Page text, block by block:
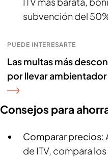
subvención del
PUEDE INTERESARTE
Las multas más
por llevar
Consejos para
Comparar precios:
de ITV, compara